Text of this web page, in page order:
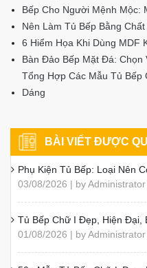
Bếp Cho Người Mệnh Mộc:
Nên Làm Tủ Bếp Bằng
6 Hiểm Họa Khi Dùng MDF
Bàn Đảo Bếp Mặt Đá: Chọn
Tổng Hợp Các Mẫu Tủ
Dáng
BÀI VIẾT ĐƯỢC
Phụ Kiện Tủ Bếp: Loại Nên
03/08/2026 | by Administrator
Tủ Bếp Chữ I Đẹp, Hiện Đại,
01/08/2026 | by Administrator